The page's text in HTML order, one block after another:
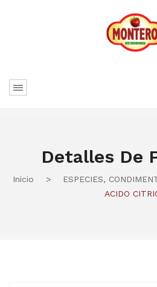
Detalles De
Inicio > ESPECIES,
ACIDO